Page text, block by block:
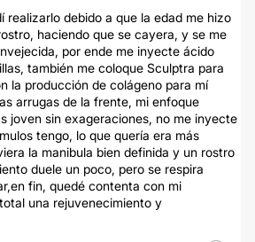
realizarlo debido a que la edad me hizo
haciendo que se cayera, y se me
por ende me inyecte ácido
también me coloque Sculptra para
la producción de colágeno para mí
arrugas de la frente, mi enfoque
joven sin exageraciones, no me inyecte
tengo, lo que quería era más
la manibula bien definida y un rostro
duele un poco, pero se respira
fin, quedé contenta con mi
una rejuvenecimiento y